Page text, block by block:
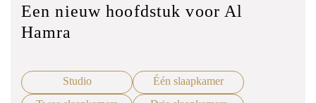
Een nieuw hoofdstuk voor Al
Hamra
Studio
Één slaapkamer